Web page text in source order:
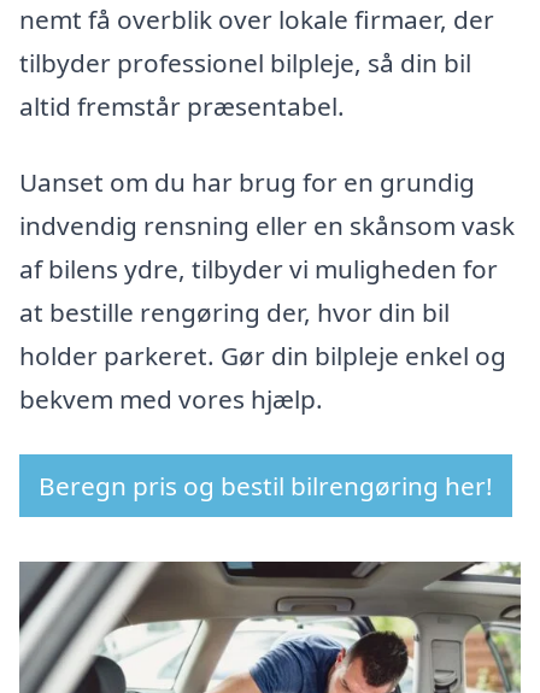
nemt få overblik over lokale firmaer, der
tilbyder professionel bilpleje, så din bil
altid fremstår præsentabel.
Uanset om du har brug for en grundig
indvendig rensning eller en skånsom vask
af bilens ydre, tilbyder vi muligheden for
at bestille rengøring der, hvor din bil
holder parkeret. Gør din bilpleje enkel og
bekvem med vores hjælp.
Beregn pris og bestil bilrengøring her!